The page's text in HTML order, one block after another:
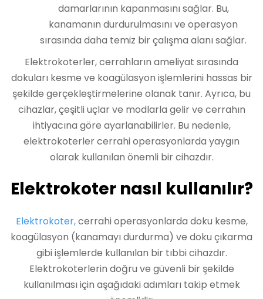
damarlarının kapanmasını sağlar. Bu,
kanamanın durdurulmasını ve operasyon
sırasında daha temiz bir çalışma alanı sağlar.
Elektrokoterler, cerrahların ameliyat sırasında
dokuları kesme ve koagülasyon işlemlerini hassas bir
şekilde gerçekleştirmelerine olanak tanır. Ayrıca, bu
cihazlar, çeşitli uçlar ve modlarla gelir ve cerrahın
ihtiyacına göre ayarlanabilirler. Bu nedenle,
elektrokoterler cerrahi operasyonlarda yaygın
olarak kullanılan önemli bir cihazdır.
Elektrokoter nasıl kullanılır?
Elektrokoter,cerrahi operasyonlarda doku kesme,
koagülasyon (kanamayı durdurma) ve doku çıkarma
gibi işlemlerde kullanılan bir tıbbi cihazdır.
Elektrokoterlerin doğru ve güvenli bir şekilde
kullanılması için aşağıdaki adımları takip etmek